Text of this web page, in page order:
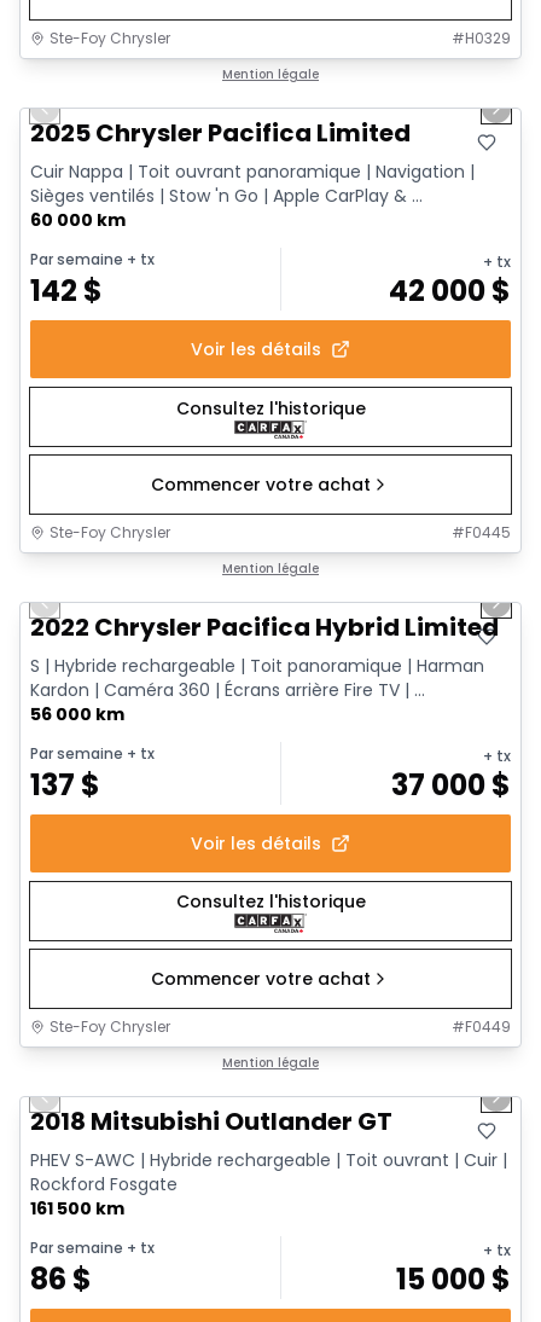
Ste-Foy Chrysler #H0329
Mention légale
Previous slide Next
2025 Chrysler Pacifica Limited
Cuir Nappa | Toit ouvrant panoramique | Navigation |
Sièges ventilés | Stow 'n Go | Apple CarPlay & ...
60 000 km
Par semaine + tx
142 $
+ tx
42 000$
Voir les détails
Consultez l'historique
Commencer votre achat
Ste-Foy Chrysler #F0445
Mention légale
Previous slide Next
2022 Chrysler Pacifica Hybrid Limited
S | Hybride rechargeable | Toit panoramique | Harman
Kardon | Caméra 360 | Écrans arrière Fire TV | ...
56 000 km
Par semaine + tx
137 $
+ tx
37 000$
Voir les détails
Consultez l'historique
Commencer votre achat
Ste-Foy Chrysler #F0449
Mention légale
Previous slide Next
2018 Mitsubishi Outlander GT
PHEV S-AWC | Hybride rechargeable | Toit ouvrant | Cuir |
Rockford Fosgate
161 500 km
Par semaine + tx
86 $
+ tx
15 000$